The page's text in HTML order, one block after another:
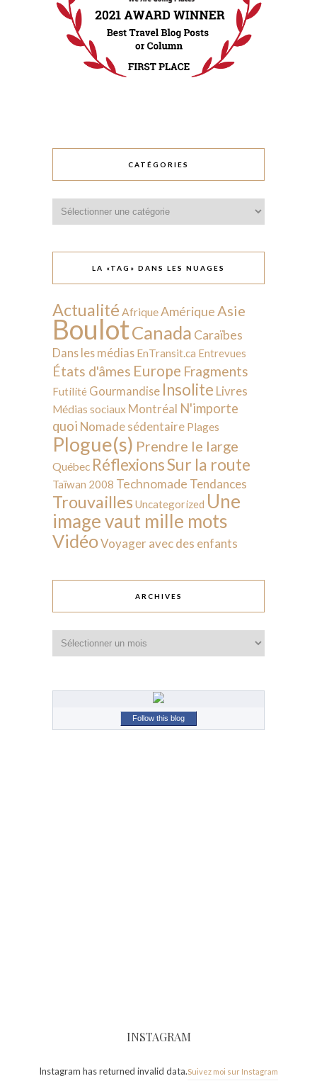
CATÉGORIES
LA «TAG» DANS LES NUAGES
Actualité AfriqueAmérique Asie
BoulotCanada Caraïbes
Dans les médias EnTransit.ca Entrevues
États d'âmes Europe Fragments
Futilité Gourmandise Insolite Livres
Médias sociaux Montréal N'importe
quoi Nomade sédentaire Plages
Plogue(s) Prendre le large
Québec RéflexionsSur la route
Taïwan 2008 Technomade Tendances
Trouvailles Uncategorized Une
image vaut mille mots
VidéoVoyager avec des enfants
ARCHIVES
Follow this blog
INSTAGRAM
Instagram has returned invalid data.Suivez moi sur Instagram